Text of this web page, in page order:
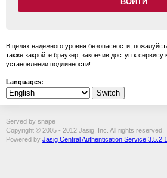
В целях надежного уровня безопасности,
также закройте браузер, закончив доступ к
установлении подлинности!
Languages:
Served by snape
Copyright © 2005 - 2012 Jasig, Inc. All rights reserved.
Powered by Jasig Central Authentication Service 3.5.2.1